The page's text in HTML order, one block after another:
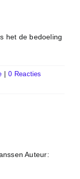
het de bedoeling
0 Reacties
Auteur: